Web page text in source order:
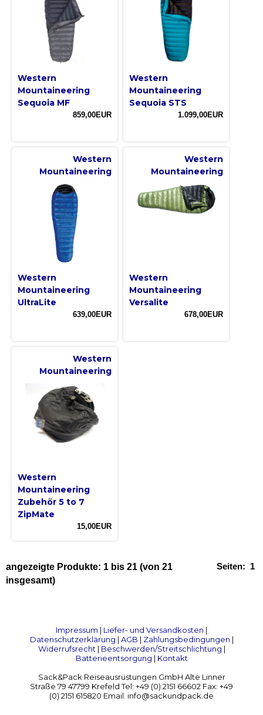
Western
Mountaineering
Sequoia MF
859,00EUR
Western
Mountaineering
Sequoia STS
1.099,00EUR
Western
Mountaineering
Western
Mountaineering
UltraLite
639,00EUR
Western
Mountaineering
Western
Mountaineering
Versalite
678,00EUR
Western
Mountaineering
Western
Mountaineering
Zubehör 5 to 7
ZipMate
15,00EUR
Seiten: 1
angezeigte Produkte: 1 bis 21 (von 21
insgesamt)
Impressum | Liefer- und Versandkosten |
Datenschutzerklärung | AGB | Zahlungsbedingungen |
Widerrufsrecht| Beschwerden/Streitschlichtung |
Batterieentsorgung | Kontakt
Sack&Pack Reiseausrüstungen GmbH Alte Linner
Straße 79 47799 Krefeld Tel: +49 (0) 2151 66602 Fax: +49
(0) 2151 615820 Email: info@sackundpack.de